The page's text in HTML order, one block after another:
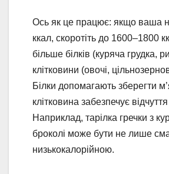
Ось як це працює: якщо ваша
ккал, скоротіть до 1600–1800
більше білків (куряча грудка,
клітковини (овочі,
Білки допомагають зберегти
клітковина забезпечує відчуття
Наприклад, тарілка гречки з
броколі може бути не лише
низькокалорійною.